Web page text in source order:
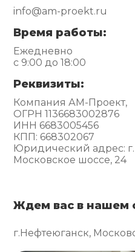
info@am-proekt.ru
Время работы:
Ежедневно
с 9:00 до 18:00
Реквизиты:
Компания АМ-Проект,
ОГРН 1136683002876
ИНН 6683005456
КПП: 668302067
Юридический адрес:
Московское шоссе, 24
Ждем вас в нашем
г.Нефтеюганск,